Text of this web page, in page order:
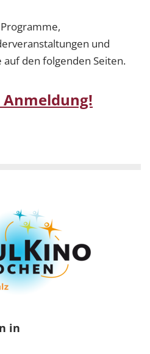
und
den folgenden Seiten.
Anmeldung!
in